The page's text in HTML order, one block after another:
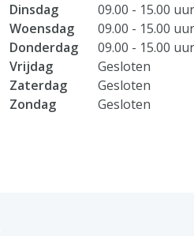
Dinsdag
09.00 - 15.00 uur
Woensdag
09.00 - 15.00 uur
Donderdag
09.00 - 15.00 uur
Vrijdag
Gesloten
Zaterdag
Gesloten
Zondag
Gesloten